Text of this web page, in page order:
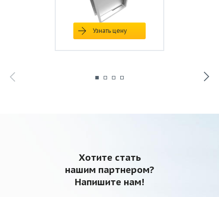
Узнать цену
Хотите стать
нашим партнером?
Напишите нам!